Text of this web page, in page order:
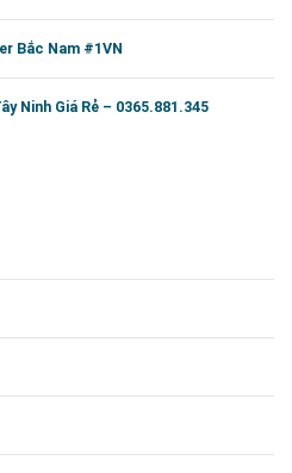
Bắc Nam #1VN
Ninh Giá Rẻ – 0365.881.345